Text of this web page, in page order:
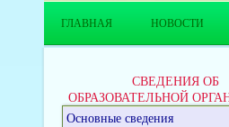
ГЛАВНАЯ НОВОСТИ
СВЕДЕНИЯ ОБ
ОБРАЗОВАТЕЛЬНОЙ
Основные сведения